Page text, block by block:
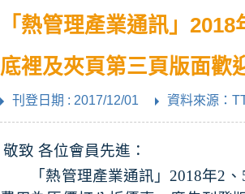
「熱管理產業通訊」
底裡及夾頁第三頁版面歡
刊登日期 : 2017/12/01 資料來源：
敬致 各位會員先進：
「熱管理產業通訊」 2018年2 、